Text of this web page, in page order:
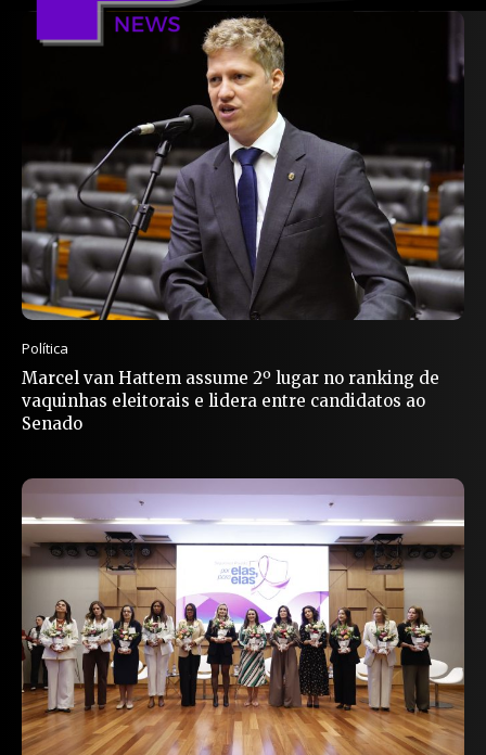
Política
Marcel van Hattem assume 2º lugar no ranking de
vaquinhas eleitorais e lidera entre candidatos ao
Senado